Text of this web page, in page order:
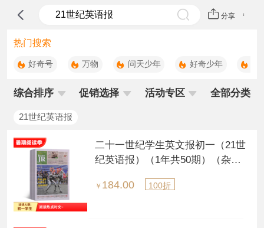
分享
热门搜索
好奇号 万物 问天少年 好奇少年
综合排序 促销选择 活动专区 全部分类
21世纪英语报
二十一世纪学生英文报初一（21世
纪英语报）（1年共50期）（杂志
￥ 184.00 100折